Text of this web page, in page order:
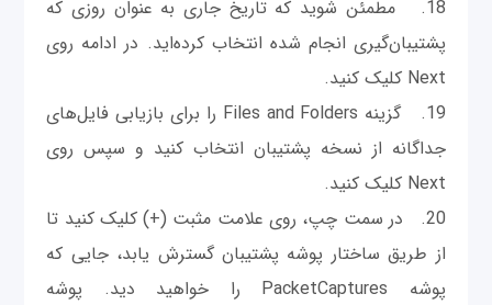
18. مطمئن شوید که تاریخ جاری به عنوان روزی که
پشتیبان‌گیری انجام شده انتخاب کرده‌اید. در ادامه روی
Next کلیک کنید.
19. گزینه Files and Folders را برای بازیابی فایل‌های
جداگانه از نسخه پشتیبان انتخاب کنید و سپس روی
Next کلیک کنید.
20. در سمت چپ، روی علامت مثبت (+) کلیک کنید تا
از طریق ساختار پوشه پشتیبان گسترش یابد، جایی که
پوشه PacketCaptures را خواهید دید. پوشه